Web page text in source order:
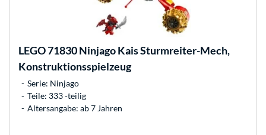
LEGO71830 Ninjago Kais Sturmreiter-Mech,
Konstruktionsspielzeug
Serie: Ninjago
Teile: 333 -teilig
Altersangabe: ab 7 Jahren